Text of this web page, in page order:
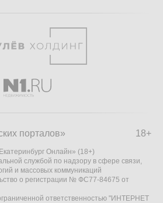
18+
порталов»
Онлайн» (18+)
службой по надзору в сфере связи,
и массовых коммуникаций
о регистрации № ФС77-84675 от
ответственностью "ИНТЕРНЕТ